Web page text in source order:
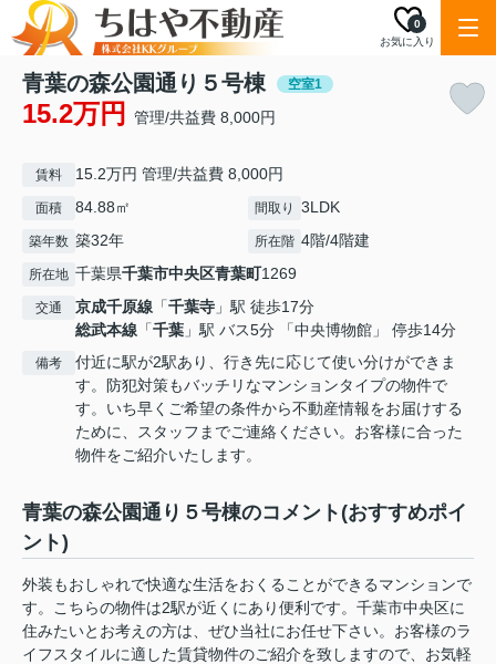
お気に入り
0
青葉の森公園通り５号棟 空室1
15.2万円 管理/共益費 8,000円
賃料 15.2万円 管理/共益費 8,000円
面積 84.88㎡ 間取り 3LDK
築年数 築32年 所在階 4階/4階建
所在地 千葉県千葉市中央区青葉町1269
交通 京成千原線 「千葉寺 」駅 徒歩17分
総武本線 「千葉 」駅 バス5分 「中央博物館」 停歩14分
備考
付近に駅が2駅あり、行き先に応じて使い分けができま
す。防犯対策もバッチリなマンションタイプの物件で
す。いち早くご希望の条件から不動産情報をお届けする
ために、スタッフまでご連絡ください。お客様に合った
物件をご紹介いたします。
青葉の森公園通り５号棟のコメント(おすすめポイ
ント)
外装もおしゃれで快適な生活をおくることができるマンションで
す。こちらの物件は2駅が近くにあり便利です。千葉市中央区に
住みたいとお考えの方は、ぜひ当社にお任せ下さい。お客様のラ
イフスタイルに適した賃貸物件のご紹介を致しますので、お気軽